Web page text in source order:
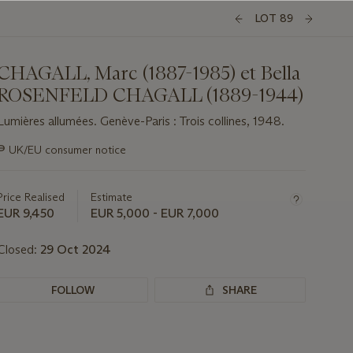
LOT 89
Marc (1887-1985) et Bella
CHAGALL (1889-1944)
allumées. Genève-Paris : Trois collines, 1948.
UK/EU consumer notice
Realised
9,450
Estimate
EUR 5,000 - EUR 7,000
29 Oct 2024
FOLLOW SHARE